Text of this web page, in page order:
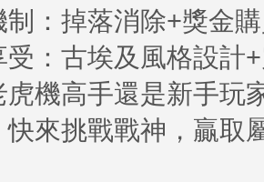
：掉落消除+獎金
：古埃及風格設計
機高手還是新手玩
快來挑戰戰神，贏取